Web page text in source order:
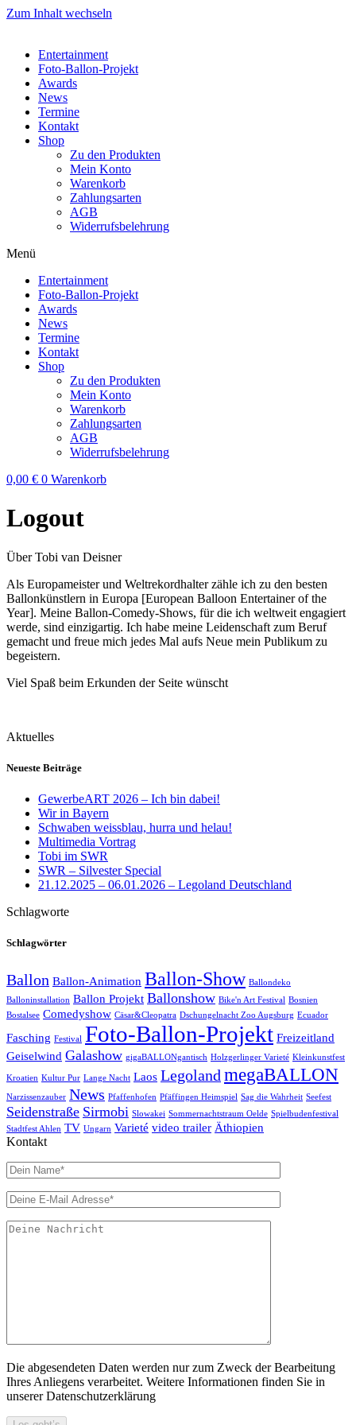
Zum Inhalt wechseln
Entertainment
Foto-Ballon-Projekt
Awards
News
Termine
Kontakt
Shop
Zu den Produkten
Mein Konto
Warenkorb
Zahlungsarten
AGB
Widerrufsbelehrung
Menü
Entertainment
Foto-Ballon-Projekt
Awards
News
Termine
Kontakt
Shop
Zu den Produkten
Mein Konto
Warenkorb
Zahlungsarten
AGB
Widerrufsbelehrung
0,00 € 0 Warenkorb
Logout
Über Tobi van Deisner
Als Europameister und Weltrekordhalter zähle ich zu den besten
Ballonkünstlern in Europa [European Balloon Entertainer of the
Year]. Meine Ballon-Comedy-Shows, für die ich weltweit engagiert
werde, sind einzigartig. Ich habe meine Leidenschaft zum Beruf
gemacht und freue mich jedes Mal aufs Neue mein Publikum zu
begeistern.
Viel Spaß beim Erkunden der Seite wünscht
Aktuelles
Neueste Beiträge
GewerbeART 2026 – Ich bin dabei!
Wir in Bayern
Schwaben weissblau, hurra und helau!
Multimedia Vortrag
Tobi im SWR
SWR – Silvester Special
21.12.2025 – 06.01.2026 – Legoland Deutschland
Schlagworte
Schlagwörter
Ballon Ballon-Animation Ballon-Show Ballondeko
Balloninstallation Ballon Projekt Ballonshow Bike'n Art Festival Bosnien
Bostalsee Comedyshow Cäsar&Cleopatra Dschungelnacht Zoo Augsburg Ecuador
Fasching Festival Foto-Ballon-Projekt Freizeitland
Geiselwind Galashow gigaBALLONgantisch Holzgerlinger Varieté Kleinkunstfest
Kroatien Kultur Pur Lange Nacht Laos Legoland megaBALLON
Narzissenzauber News Pfaffenhofen Pfäffingen Heimspiel Sag die Wahrheit Seefest
Seidenstraße Sirmobi Slowakei Sommernachtstraum Oelde Spielbudenfestival
Stadtfest Ahlen TV Ungarn Varieté video trailer Äthiopien
Kontakt
Die abgesendeten Daten werden nur zum Zweck der Bearbeitung
Ihres Anliegens verarbeitet. Weitere Informationen finden Sie in
unserer Datenschutzerklärung